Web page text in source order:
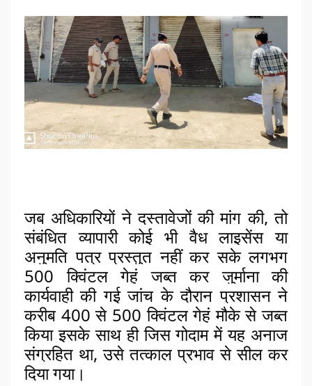
जब अधिकारियों ने दस्तावेजों की मांग की, तो
संबंधित व्यापारी कोई भी वैध लाइसेंस या
अनुमति पत्र प्रस्तुत नहीं कर सके लगभग
500 क्विंटल गेहूं जब्त कर जुर्माना की
कार्यवाही की गई जांच के दौरान प्रशासन ने
करीब 400 से 500 क्विंटल गेहूं मौके से जब्त
किया इसके साथ ही जिस गोदाम में यह अनाज
संग्रहित था, उसे तत्काल प्रभाव से सील कर
दिया गया।